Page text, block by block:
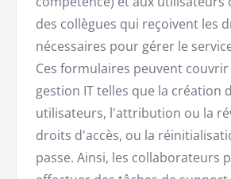
des collègues qui reçoivent les
nécessaires pour gérer le
Ces formulaires peuvent
gestion IT telles que la création
utilisateurs, l'attribution ou la
droits d'accès, ou la
passe. Ainsi, les collaborateurs